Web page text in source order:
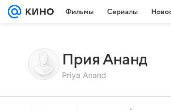
Фильмы Сериалы
Прия Ананд
Priya Anand